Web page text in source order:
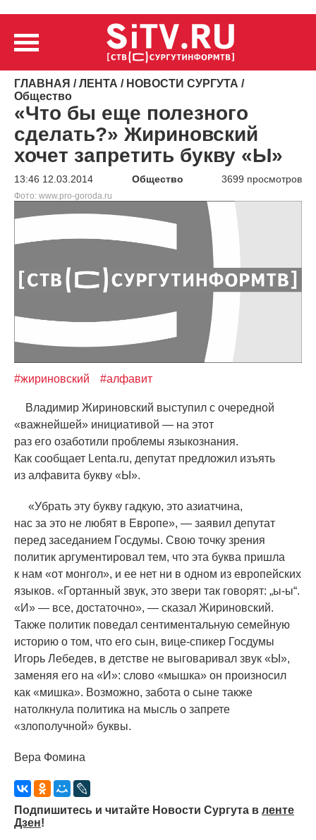
ГЛАВНАЯ /ЛЕНТА / НОВОСТИ СУРГУТА /
Общество
«Что бы еще полезного
сделать?» Жириновский
хочет запретить букву «Ы»
13:46 12.03.2014 Общество 3699 просмотров
Фото: www.pro-goroda.ru
#жириновский #алфавит
Владимир Жириновский выступил с очередной
«важнейшей» инициативой — на этот
раз его озаботили проблемы языкознания.
Как сообщает Lenta.ru, депутат предложил изъять
из алфавита букву «Ы».
«Убрать эту букву гадкую, это азиатчина,
нас за это не любят в Европе», — заявил депутат
перед заседанием Госдумы. Свою точку зрения
политик аргументировал тем, что эта буква пришла
к нам «от монгол», и ее нет ни в одном из европейских
языков. «Гортанный звук, это звери так говорят: „ы-ы“.
«И» — все, достаточно», — сказал Жириновский.
Также политик поведал сентиментальную семейную
историю о том, что его сын, вице-спикер Госдумы
Игорь Лебедев, в детстве не выговаривал звук «Ы»,
заменяя его на «И»: слово «мышка» он произносил
как «мишка». Возможно, забота о сыне также
натолкнула политика на мысль о запрете
«злополучной» буквы.
Вера Фомина
Подпишитесь и читайте Новости Сургута в ленте
Дзен!